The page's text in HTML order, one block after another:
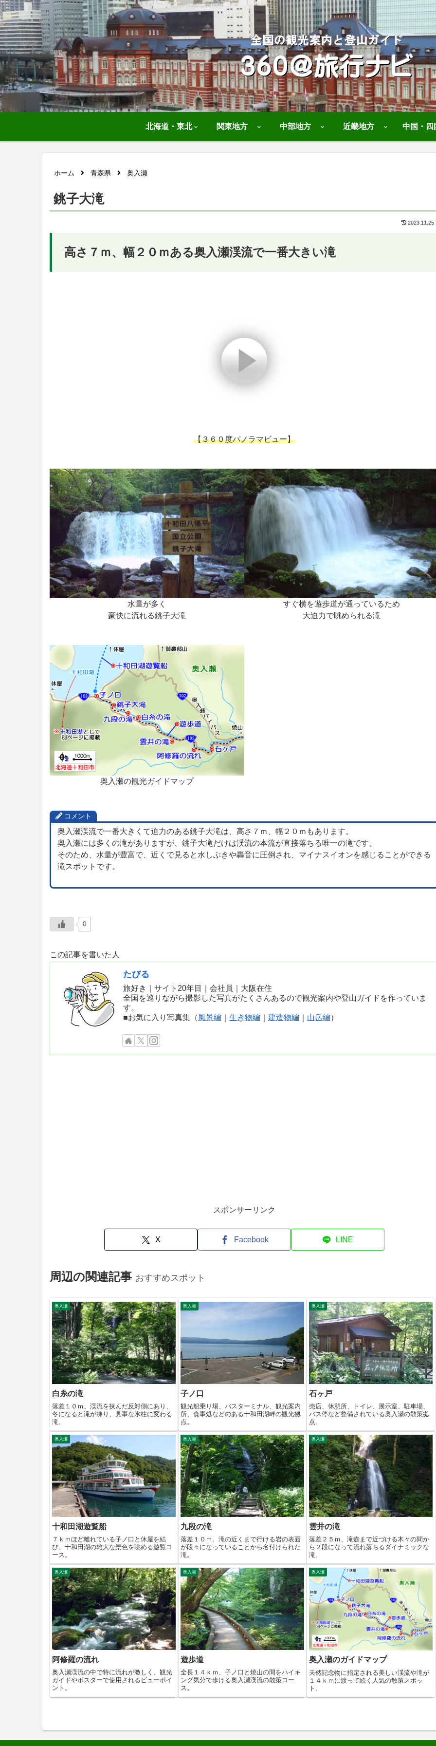
北海道・東北 関東地方 中部地方 近畿地方 中国・四
ホーム 青森県 奥入瀬
銚子大滝
2023.11.25
高さ７ｍ、幅２０ｍある奥入瀬渓流で一番大きい滝
【３６０度パノラマビュー】
水量が多く
豪快に流れる銚子大滝
すぐ横を遊歩道が通っているため
大迫力で眺められる滝
奥入瀬の観光ガイドマップ
コメント
奥入瀬渓流で一番大きくて迫力のある銚子大滝は、高さ７ｍ、幅２０ｍもあります。
奥入瀬には多くの滝がありますが、銚子大滝だけは渓流の本流が直接落ちる唯一の滝です。
そのため、水量が豊富で、近くで見ると水しぶきや轟音に圧倒され、マイナスイオンを感じることができる
滝スポットです。
0
この記事を書いた人
たびる
旅好き｜サイト20年目｜会社員｜大阪在住
全国を巡りながら撮影した写真がたくさんあるので観光案内や登山ガイドを作っていま
す。
■お気に入り写真集（ 風景編｜ 生き物編｜ 建造物編｜ 山岳編）
スポンサーリンク
X Facebook LINE
周辺の関連記事 おすすめスポット
奥入瀬
白糸の滝
落差１０ｍ、渓流を挟んだ反対側にあり、
冬になると滝が凍り、見事な氷柱に変わる
滝。
奥入瀬
子ノ口
観光船乗り場、バスターミナル、観光案内
所、食事処などのある十和田湖畔の観光拠
点。
奥入瀬
石ヶ戸
売店、休憩所、トイレ、展示室、駐車場、
バス停など整備されている奥入瀬の散策拠
点。
奥入瀬
十和田湖遊覧船
７ｋｍほど離れている子ノ口と休屋を結
び、十和田湖の雄大な景色を眺める遊覧コ
ース。
奥入瀬
九段の滝
落差１０ｍ、滝の近くまで行ける岩の表面
が段々になっていることから名付けられた
滝。
奥入瀬
雲井の滝
落差２５ｍ、滝壺まで近づける木々の間か
ら２段になって流れ落ちるダイナミックな
滝。
奥入瀬
阿修羅の流れ
奥入瀬渓流の中で特に流れが激しく、観光
ガイドやポスターで使用されるビューポイ
ント。
奥入瀬
遊歩道
全長１４ｋｍ、子ノ口と焼山の間をハイキ
ング気分で歩ける奥入瀬渓流の散策コー
ス。
奥入瀬
奥入瀬のガイドマップ
天然記念物に指定される美しい渓流や滝が
１４ｋｍに渡って続く人気の散策スポッ
ト。